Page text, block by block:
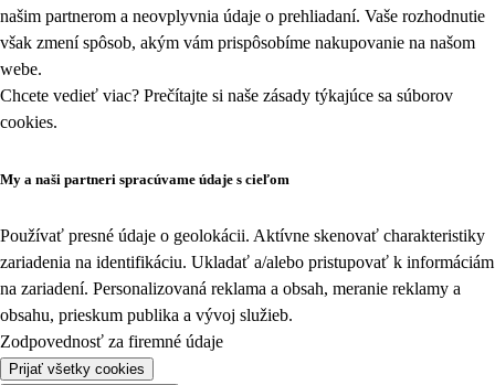
našim partnerom a neovplyvnia údaje o prehliadaní. Vaše rozhodnutie
však zmení spôsob, akým vám prispôsobíme nakupovanie na našom
webe.
Chcete vedieť viac? Prečítajte si naše zásady týkajúce sa súborov
cookies.
My a naši partneri spracúvame údaje s cieľom
Používať presné údaje o geolokácii. Aktívne skenovať charakteristiky
zariadenia na identifikáciu. Ukladať a/alebo pristupovať k informáciám
na zariadení. Personalizovaná reklama a obsah, meranie reklamy a
obsahu, prieskum publika a vývoj služieb.
Zodpovednosť za firemné údaje
Prijať všetky cookies